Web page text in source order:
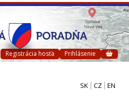
Registrácia hosťa Prihlásenie
SK CZ EN